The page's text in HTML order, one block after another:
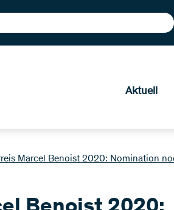
Aktuell
Marcel Benoist 2020: Nomination